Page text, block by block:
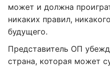
может и должна
никаких правил,
будущего.
Представитель ОП
страна, которая может